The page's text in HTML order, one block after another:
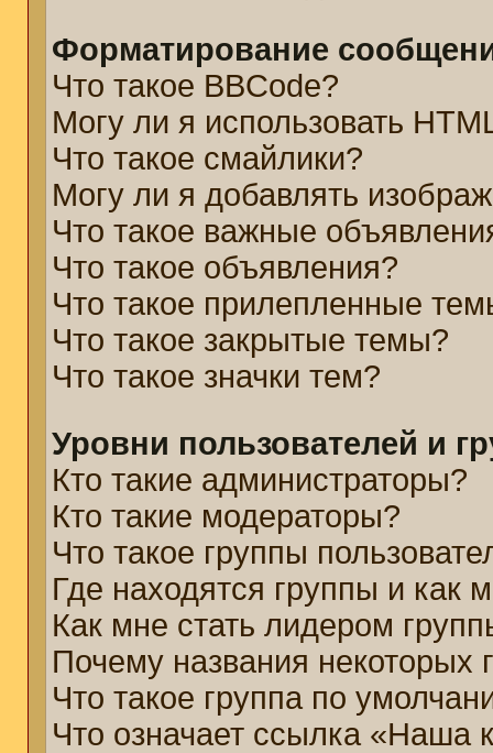
Форматирование
Что такое BBCode?
Могу ли я использовать
Что такое смайлики?
Могу ли я добавлять
Что такое важные
Что такое объявления?
Что такое прилепленные
Что такое закрытые темы?
Что такое значки тем?
Уровни пользователей и
Кто такие администраторы?
Кто такие модераторы?
Что такое группы
Где находятся группы и как
Как мне стать лидером
Почему названия некоторых
Что такое группа по
Что означает ссылка «Наша